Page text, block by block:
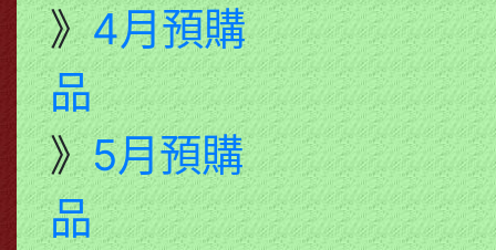
》4月預購
品
》5月預購
品